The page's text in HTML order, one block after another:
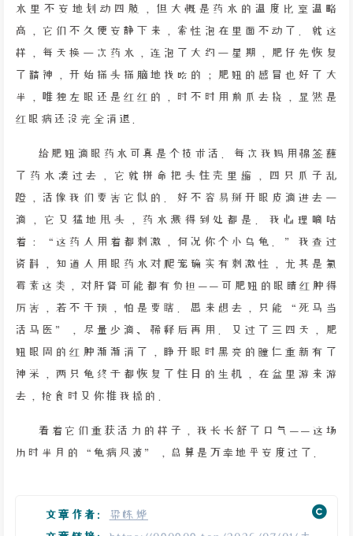
水里不安地划动四肢，但大概是药水的温度比室温略
高，它们不久便安静下来，索性泡在里面不动了。就这
样，每天换一次药水，连泡了大约一星期，肥仔先恢复
了精神，开始探头探脑地找吃的；肥妞的感冒也好了大
半，唯独左眼还是红红的，时不时用前爪去挠，显然是
红眼病还没完全消退。
给肥妞滴眼药水可真是个技术活。每次我妈用棉签蘸
了药水凑过去，它就拼命把头往壳里缩，四只爪子乱
蹬，活像我们要害它似的。好不容易掰开眼皮滴进去一
滴，它又猛地甩头，药水溅得到处都是。我心理嘀咕
着：“这药人用着都刺激，何况你个小乌龟。”我查过
资料，知道人用眼药水对爬宠确实有刺激性，尤其是氯
霉素这类，对肝肾可能都有负担——可肥妞的眼睛红肿得
厉害，若不干预，怕是要瞎。思来想去，只能“死马当
活马医”，尽量少滴、稀释后再用。又过了三四天，肥
妞眼周的红肿渐渐消了，睁开眼时黑亮的瞳仁重新有了
神采，两只龟终于都恢复了往日的生机，在盆里游来游
去，抢食时又你推我搡的。
看着它们重获活力的样子，我长长舒了口气——这场
历时半月的“龟病风波”，总算是万幸地平安度过了。
文章作者:
梁栋烨